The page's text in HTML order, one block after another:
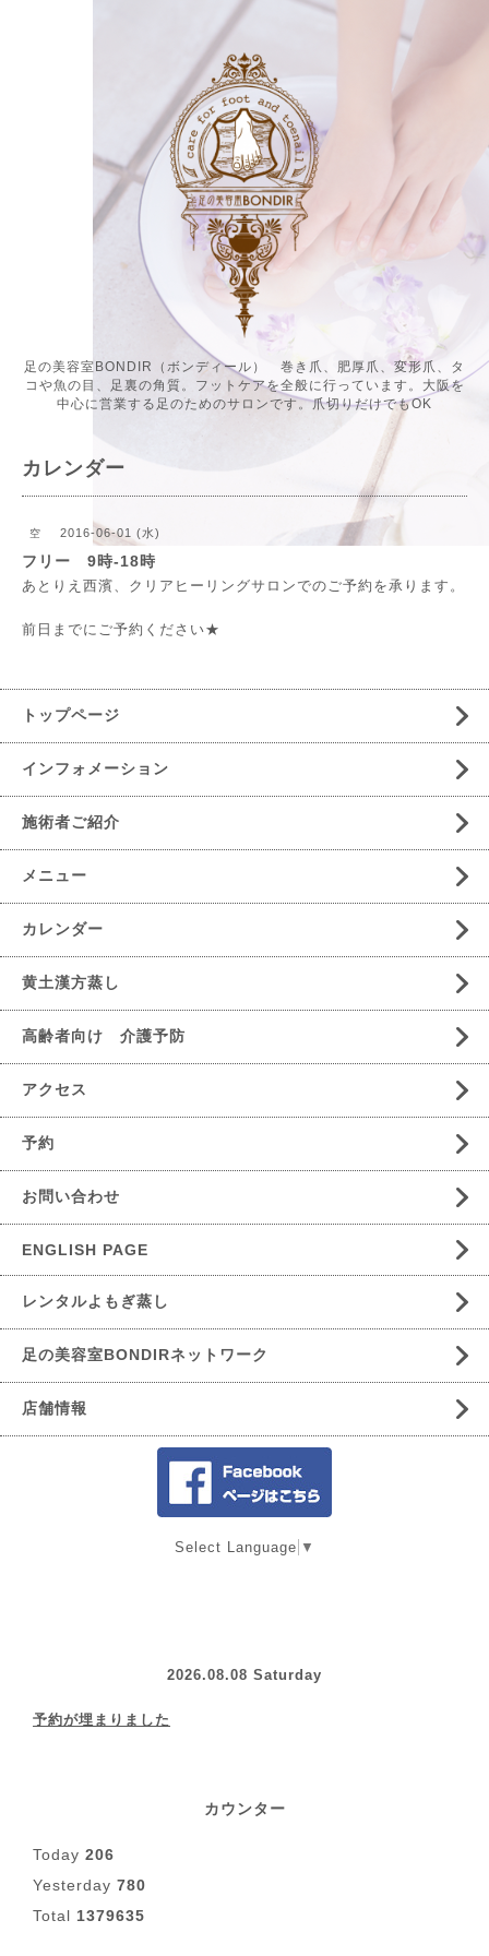
足の美容室BONDIR（ボンディール） 巻き爪、肥厚爪、変形爪、タ
コや魚の目、足裏の角質。フットケアを全般に行っています。大阪を
中心に営業する足のためのサロンです。爪切りだけでもOK
カレンダー
空 2016-06-01 (水)
フリー 9時‐18時
あとりえ西濱、クリアヒーリングサロンでのご予約を承ります。
前日までにご予約ください★
トップページ
インフォメーション
施術者ご紹介
メニュー
カレンダー
黄土漢方蒸し
高齢者向け 介護予防
アクセス
予約
お問い合わせ
ENGLISH PAGE
レンタルよもぎ蒸し
足の美容室BONDIRネットワーク
店舗情報
Select Language ▼
2026.08.08 Saturday
予約が埋まりました
カウンター
Today 206
Yesterday 780
Total 1379635